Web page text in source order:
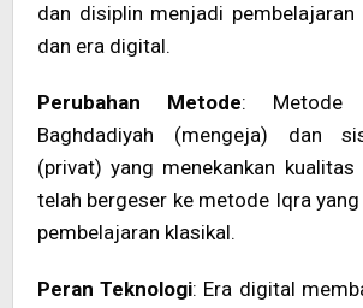
dan disiplin menjadi pembelajaran
dan era digital.
Perubahan Metode: Metode
Baghdadiyah (mengeja) dan
(privat) yang menekankan kualitas
telah bergeser ke metode Iqra
pembelajaran klasikal.
Peran Teknologi: Era digital